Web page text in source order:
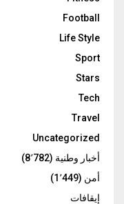
Football
Life Style
Sport
Stars
Tech
Travel
Uncategorized
أخبار وطنية (8٬782)
أمن (1٬449)
إيقافات